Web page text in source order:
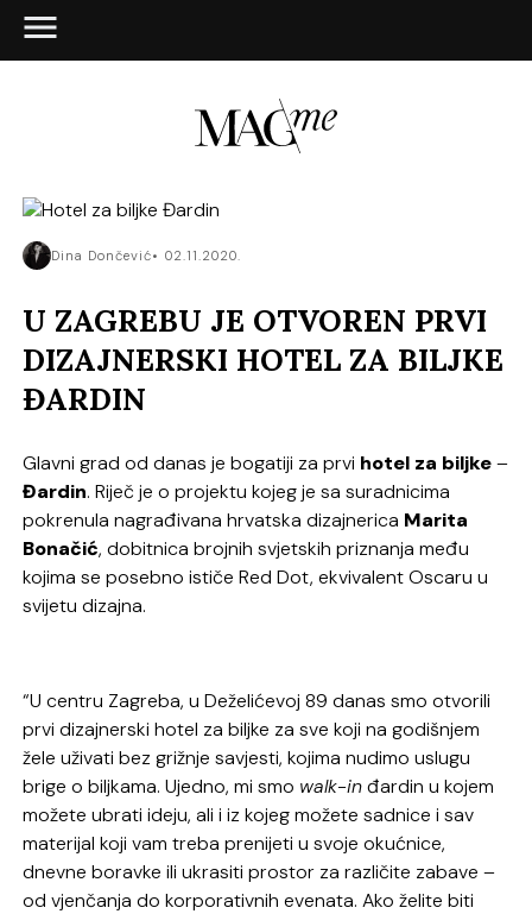
Dina Dončević 02.11.2020.
U ZAGREBU JE OTVOREN PRVI
DIZAJNERSKI HOTEL ZA BILJKE
ĐARDIN
Glavni grad od danas je bogatiji za prvi hotel za biljke–
Đardin. Riječ je o projektu kojeg je sa suradnicima
pokrenula nagrađivana hrvatska dizajnerica Marita
Bonačić, dobitnica brojnih svjetskih priznanja među
kojima se posebno ističe Red Dot, ekvivalent Oscaru u
svijetu dizajna.
“U centru Zagreba, u Deželićevoj 89 danas smo otvorili
prvi dizajnerski hotel za biljke za sve koji na godišnjem
žele uživati bez grižnje savjesti, kojima nudimo uslugu
brige o biljkama. Ujedno, mi smo walk-inđardin u kojem
možete ubrati ideju, ali i iz kojeg možete sadnice i sav
materijal koji vam treba prenijeti u svoje okućnice,
dnevne boravke ili ukrasiti prostor za različite zabave –
od vjenčanja do korporativnih evenata. Ako želite biti